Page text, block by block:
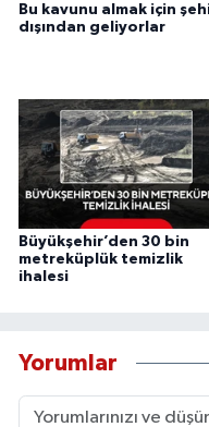
Bu kavunu almak için
dışından geliyorlar
Büyükşehir’den 30 bin
metreküplük temizlik
ihalesi
Yorumlar